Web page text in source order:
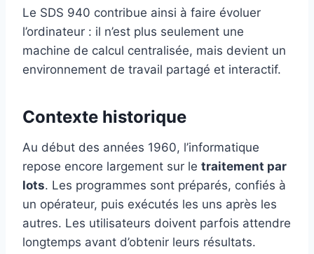
Le SDS 940 contribue ainsi à faire évoluer
l’ordinateur : il n’est plus seulement une
machine de calcul centralisée, mais devient un
environnement de travail partagé et interactif.
Contexte historique
Au début des années 1960, l’informatique
repose encore largement sur le traitement par
lots. Les programmes sont préparés, confiés à
un opérateur, puis exécutés les uns après les
autres. Les utilisateurs doivent parfois attendre
longtemps avant d’obtenir leurs résultats.